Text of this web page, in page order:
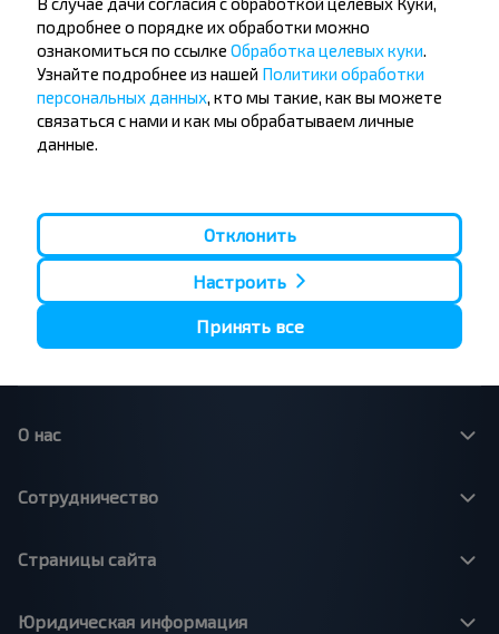
направления
Орша - Могилёв
Минск - Несвиж
Минск - Могилёв
Минск - Пинск
Минск - Брест
Минск - Барановичи
Гомель - Минск
Брест - Тересполь
Брест - Беловежская Пуща
Полоцк - Рига
Минск - Вильнюс
Минск - Варшава
Минск - Москва
Москва - Барановичи
Брест - Люблин
Брест - Варшава
О нас
Сотрудничество
Страницы сайта
Юридическая информация
подробнее о порядке их обработки можно
ознакомиться по ссылке Обработка целевых куки
Узнайте подробнее из нашей Политики обработки
персональных данных , кто мы такие, как вы можете
связаться с нами и как мы обрабатываем личные
данные.
Отклонить
Настроить
Принять все